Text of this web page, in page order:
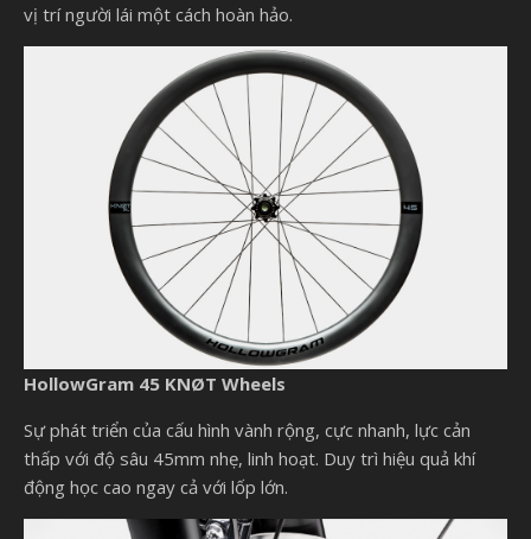
vị trí người lái một cách hoàn hảo.
HollowGram 45 KNØT Wheels
Sự phát triển của cấu hình vành rộng, cực nhanh, lực cản
thấp với độ sâu 45mm nhẹ, linh hoạt. Duy trì hiệu quả khí
động học cao ngay cả với lốp lớn.